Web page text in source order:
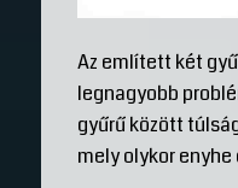
Az említett két
legnagyobb
gyűrű között
mely olykor